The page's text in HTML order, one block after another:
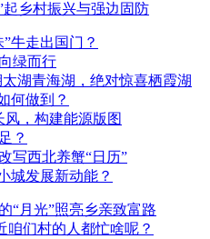
乡村振兴与强边固防
牛走出国门？
绿而行
湖青海湖，绝对惊喜栖霞湖
何做到？
，构建能源版图
？
写西北养蟹“日历”
城发展新动能？
“月光”照亮乡亲致富路
咱们村的人都忙啥呢？